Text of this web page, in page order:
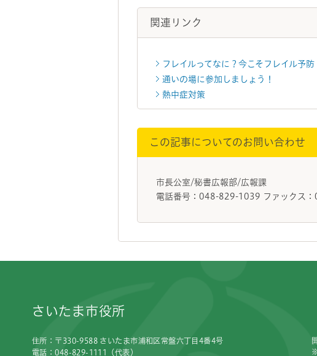
関連リンク
フレイルってなに？今こそフレイル予防
通いの場に参加しましょう！
熱中症対策
この記事についてのお問い合わせ
市長公室/秘書広報部/広報課
電話番号：048-829-1039 ファックス
さいたま市役所
住所：〒330-9588 さいたま市浦和区常盤六丁目4番4号
電話：048-829-1111（代表）